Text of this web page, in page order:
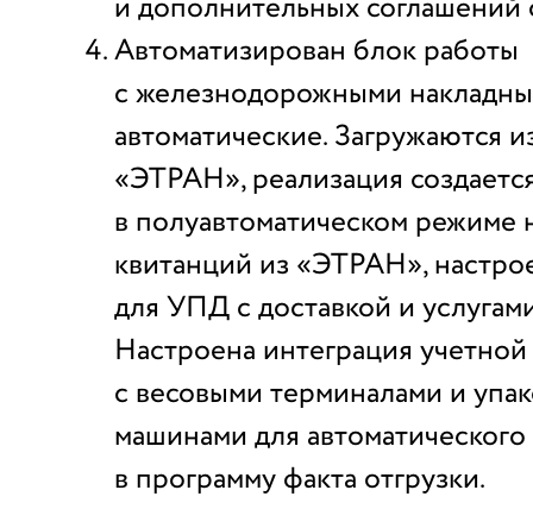
Автоматизирован блок работы
с железнодорожными
автоматические. Загружаются
«ЭТРАН», реализация
в полуавтоматическом режиме
квитанций из «ЭТРАН»,
для УПД с доставкой и
Настроена интеграция
с весовыми терминалами и
машинами для
в программу факта отгрузки.